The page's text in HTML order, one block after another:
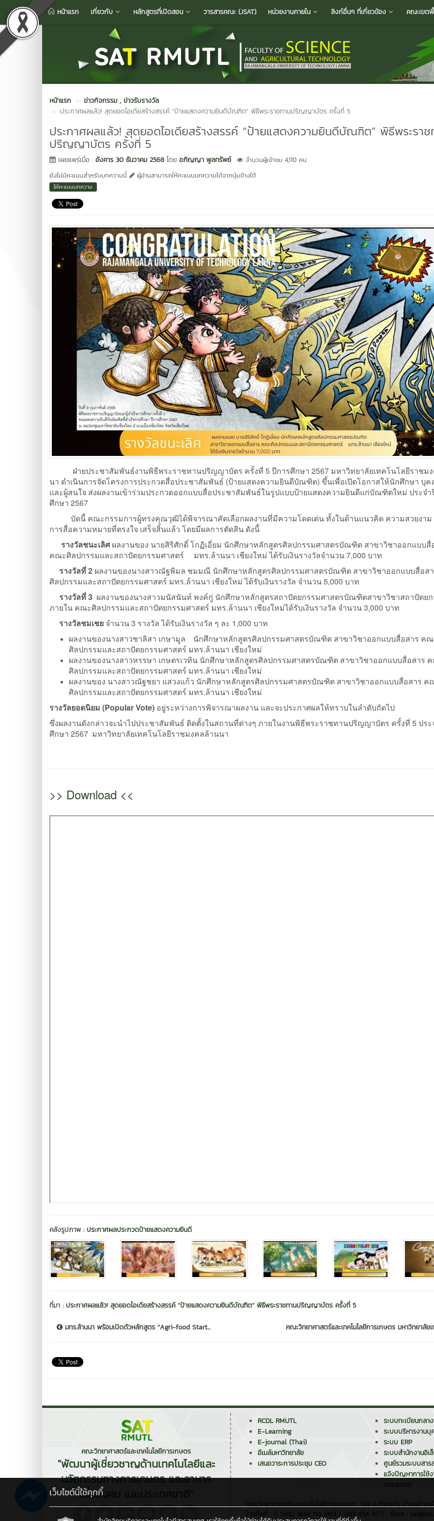
หน้าแรก เกี่ยวกับ หลักสูตรที่เปิดสอน วารสารคณะ (JSAT) หน่วยงานภายใน ลิงก์อื่นๆ ที่เกี่ยวข้อง คณะเขต
หน้าแรก ข่าวกิจกรรม , ข่าวรับรางวัล
ประกาศผลแล้ว! สุดยอดไอเดียสร้างสรรค์ “ป้ายแสดงความยินดีบัณฑิต” พิธีพระราชทานปริญญาบัตร ครั้งที่ 5
ประกาศผลแล้ว! สุดยอดไอเดียสร้างสรรค์ “ป้ายแสดงความยินดีบัณฑิต” พิธีพระราช
ปริญญาบัตร ครั้งที่ 5
เผยแพร่เมื่อ : อังคาร 30 ธันวาคม 2568 โดย อภิญญา พูลทรัพย์
จำนวนผู้เข้าชม 4,110 คน
ยังไม่มีคะแนนสำหรับบทความนี้
ผู้อ่านสามารถให้คะแนนบทความได้จากปุ่มข้างใต้
ให้คะแนนบทความ
ฝ่ายประชาสัมพันธ์งานพิธีพระราชทานปริญญาบัตร ครั้งที่ 5 ปีการศึกษา 2567 มหาวิทยาลัยเทคโนโลยีราชม
นา ดำเนินการจัดโครงการประกวดสื่อประชาสัมพันธ์ (ป้ายแสดงความยินดีบัณฑิต) ขึ้นเพื่อเปิดโอกาสให้นักศึกษา บุค
และผู้สนใจ ส่งผลงานเข้าร่วมประกวดออกแบบสื่อประชาสัมพันธ์ในรูปแบบป้ายแสดงความยินดีแก่บัณฑิตใหม่ ประจำ
ศึกษา 2567
บัดนี้ คณะกรรมการผู้ทรงคุณวุฒิได้พิจารณาคัดเลือกผลงานที่มีความโดดเด่น ทั้งในด้านแนวคิด ความสวยงาม
การสื่อความหมายที่ตรงใจ เสร็จสิ้นแล้ว โดยมีผลการตัดสิน ดังนี้
รางวัลชนะเลิศผลงานของ นายสิริศักดิ์ โกฏิเอี่ยม นักศึกษาหลักสูตรศิลปกรรมศาสตรบัณฑิต สาขาวิชาออกแบบสื่
คณะศิลปกรรมและสถาปัตยกรรมศาสตร์ มทร.ล้านนา เชียงใหม่ ได้รับเงินรางวัลจำนวน 7,000 บาท
รางวัลที่ 2 ผลงานของนางสาวณัฐพิมล ชมมณี นักศึกษาหลักสูตรศิลปกรรมศาสตรบัณฑิต สาขาวิชาออกแบบสื่อส
ศิลปกรรมและสถาปัตยกรรมศาสตร์ มทร.ล้านนา เชียงใหม่ ได้รับเงินรางวัล จำนวน 5,000 บาท
รางวัลที่ 3 ผลงานของนางสาวมนัสนันท์ พงค์กู่ นักศึกษาหลักสูตรสถาปัตยกรรมศาสตรบัณฑิตสาขาวิชาสถาปัตยก
ภายใน คณะศิลปกรรมและสถาปัตยกรรมศาสตร์ มทร.ล้านนา เชียงใหม่ได้รับเงินรางวัล จำนวน 3,000 บาท
รางวัลชมเชย จำนวน 3 รางวัล ได้รับเงินรางวัล ๆ ละ 1,000 บาท
ผลงานของนางสาวชาลิสา เกษามูล นักศึกษาหลักสูตรศิลปกรรมศาสตรบัณฑิต สาขาวิชาออกแบบสื่อสาร คณ
ศิลปกรรมและสถาปัตยกรรมศาสตร์ มทร.ล้านนา เชียงใหม่
ผลงานของนางสาวหรรษา เกษตรเวทิน นักศึกษาหลักสูตรศิลปกรรมศาสตรบัณฑิต สาขาวิชาออกแบบสื่อสาร
ศิลปกรรมและสถาปัตยกรรมศาสตร์ มทร.ล้านนา เชียงใหม่
ผลงานของ นางสาวณัฐชยา แสวงแก้ว นักศึกษาหลักสูตรศิลปกรรมศาสตรบัณฑิต สาขาวิชาออกแบบสื่อสาร ค
ศิลปกรรมและสถาปัตยกรรมศาสตร์ มทร.ล้านนา เชียงใหม่
รางวัลยอดนิยม (Popular Vote) อยู่ระหว่างการพิจารณาผลงาน และจะประกาศผลให้ทราบในลำดับถัดไป
ซึ่งผลงานดังกล่าวจะนำไปประชาสัมพันธ์ ติดตั้งในสถานที่ต่างๆ ภายในงานพิธีพระราชทานปริญญาบัตร ครั้งที่ 5 ประ
ศึกษา 2567 มหาวิทยาลัยเทคโนโลยีราชมงคลล้านนา
>> Download <<
คลังรูปภาพ : ประกาศผลประกวดป้ายแสดงความยินดี
ที่มา : ประกาศผลแล้ว! สุดยอดไอเดียสร้างสรรค์ “ป้ายแสดงความยินดีบัณฑิต” พิธีพระราชทานปริญญาบัตร ครั้งที่ 5
มทร.ล้านนา พร้อมเปิดตัวหลักสูตร “Agri-food Start... คณะวิทยาศาสตร์และเทคโนโลยีการเกษตร มหาวิทยาลัยเ
คณะวิทยาศาสตร์และเทคโนโลยีการเกษตร
"พัฒนาผู้เชี่ยวชาญด้านเทคโนโลยีและ
นวัตกรรมทางการเกษตร และอาหาร
เพื่อสังคม และประเทศชาติ"
RCDL RMUTL
E-Learning
E-journal (Thai)
อีเมล์มหาวิทยาลัย
เสนอวาระการประชุม CEO
ระบบทะเบียนกลาง
ระบบบริหารงานบุ
ระบบ ERP
ระบบสำนักงานอิเ
ศูนย์รวมระบบสาร
แจ้งปัญหาการใช้
คณะวิทยาศาสตร์และเทคโนโลยีการเกษตร : 128 ถ.ห้วยแก้ว ตำบลช้า
เว็บไซต์นี้ใช้คุกกี้